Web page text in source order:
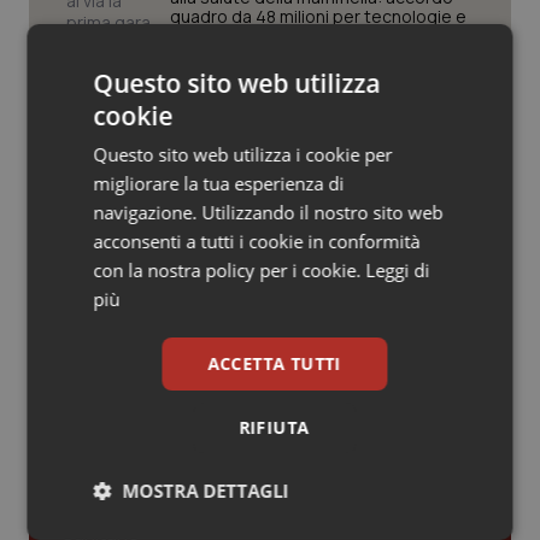
Oncoematologia
Oncologia & Nutrizione
Psoriasi & pelle
Quotidiano Cardiologia
Quotidiano Chirurgia
Quotidiano Oncologia
Quotidiano Pediatria
Rene & patologie urogenitali
quadro da 48 milioni per tecnologie e
AI Act, in vigore gli obblighi di
trasparenza: cosa cambia per sanità
e servizi rivolti ai cittadini
Caldo, l’ondata prosegue. Il 7 agosto
26 città restano da bollino rosso, solo
Bolzano torna in giallo
Cloud sanitario: infrastrutture,
Questo sito web utilizza
cookie
Questo sito web utilizza i cookie per
migliorare la tua esperienza di
navigazione. Utilizzando il nostro sito web
acconsenti a tutti i cookie in conformità
con la nostra policy per i cookie. Leggi di
più
ACCETTA TUTTI
RIFIUTA
MOSTRA DETTAGLI